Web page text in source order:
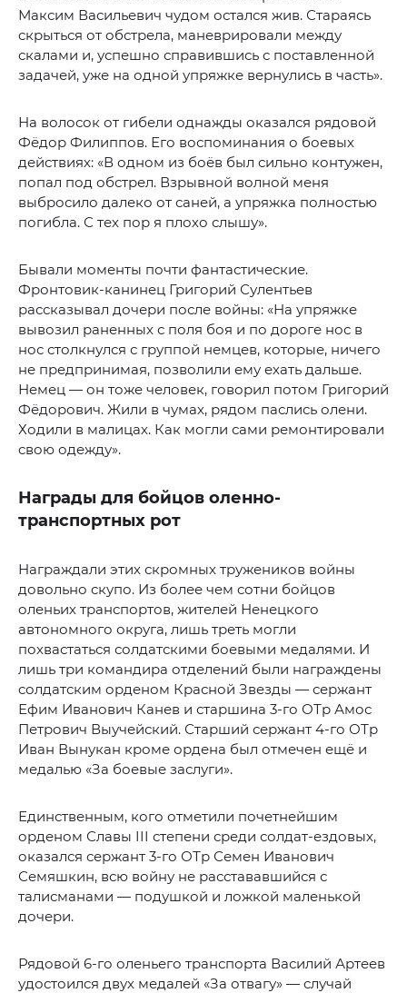
Максим Васильевич чудом остался жив. Стараясь
скрыться от обстрела, маневрировали между
скалами и, успешно справившись с поставленной
задачей, уже на одной упряжке вернулись в часть».
На волосок от гибели однажды оказался рядовой
Фёдор Филиппов. Его воспоминания о боевых
действиях: «В одном из боёв был сильно контужен,
попал под обстрел. Взрывной волной меня
выбросило далеко от саней, а упряжка полностью
погибла. С тех пор я плохо слышу».
Бывали моменты почти фантастические.
Фронтовик-канинец Григорий Сулентьев
рассказывал дочери после войны: «На упряжке
вывозил раненных с поля боя и по дороге нос в
нос столкнулся с группой немцев, которые, ничего
не предпринимая, позволили ему ехать дальше.
Немец — он тоже человек, говорил потом Григорий
Фёдорович. Жили в чумах, рядом паслись олени.
Ходили в малицах. Как могли сами ремонтировали
свою одежду».
Награды для бойцов оленно-
транспортных рот
Награждали этих скромных тружеников войны
довольно скупо. Из более чем сотни бойцов
оленьих транспортов, жителей Ненецкого
автономного округа, лишь треть могли
похвастаться солдатскими боевыми медалями. И
лишь три командира отделений были награждены
солдатским орденом Красной Звезды — сержант
Ефим Иванович Канев и старшина 3-го ОТр Амос
Петрович Выучейский. Старший сержант 4-го ОТр
Иван Вынукан кроме ордена был отмечен ещё и
медалью «За боевые заслуги».
Единственным, кого отметили почетнейшим
орденом Славы III степени среди солдат-ездовых,
оказался сержант 3-го ОТр Семен Иванович
Семяшкин, всю войну не расстававшийся с
талисманами — подушкой и ложкой маленькой
дочери.
Рядовой 6-го оленьего транспорта Василий Артеев
удостоился двух медалей «За отвагу» — случай